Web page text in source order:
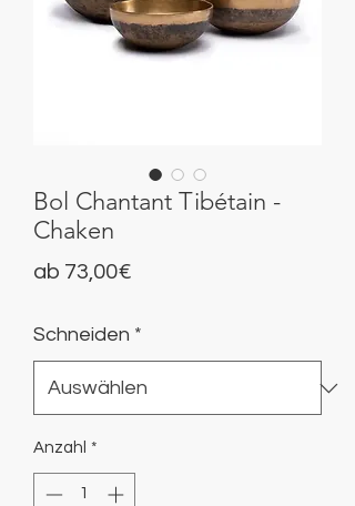
Bol Chantant Tibétain -
Chaken
ab 73,00€Sale-
Schneiden *
Anzahl *